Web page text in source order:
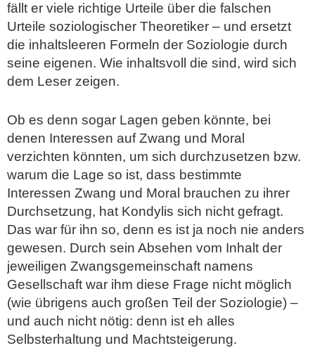
fällt er viele richtige Urteile über die falschen
Urteile soziologischer Theoretiker – und ersetzt
die inhaltsleeren Formeln der Soziologie durch
seine eigenen. Wie inhaltsvoll die sind, wird sich
dem Leser zeigen.
Ob es denn sogar Lagen geben könnte, bei
denen Interessen auf Zwang und Moral
verzichten könnten, um sich durchzusetzen bzw.
warum die Lage so ist, dass bestimmte
Interessen Zwang und Moral brauchen zu ihrer
Durchsetzung, hat Kondylis sich nicht gefragt.
Das war für ihn so, denn es ist ja noch nie anders
gewesen. Durch sein Absehen vom Inhalt der
jeweiligen Zwangsgemeinschaft namens
Gesellschaft war ihm diese Frage nicht möglich
(wie übrigens auch großen Teil der Soziologie) –
und auch nicht nötig: denn ist eh alles
Selbsterhaltung und Machtsteigerung.